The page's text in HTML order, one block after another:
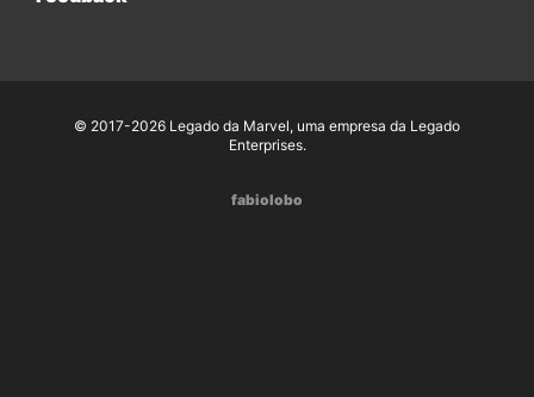
© 2017-2026 Legado da Marvel, uma empresa da Legado
Enterprises.
fabiolobo